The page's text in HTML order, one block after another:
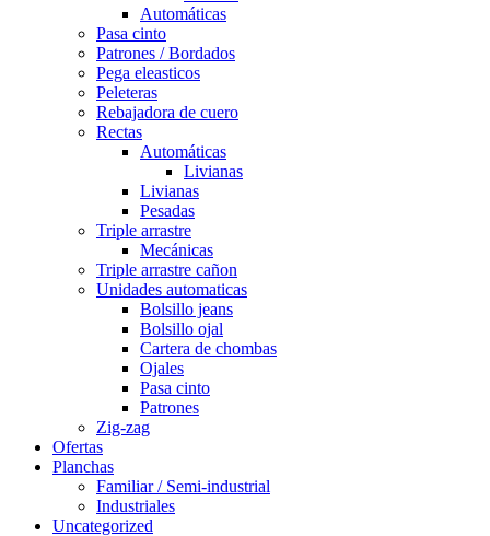
Automáticas
Pasa cinto
Patrones / Bordados
Pega eleasticos
Peleteras
Rebajadora de cuero
Rectas
Automáticas
Livianas
Livianas
Pesadas
Triple arrastre
Mecánicas
Triple arrastre cañon
Unidades automaticas
Bolsillo jeans
Bolsillo ojal
Cartera de chombas
Ojales
Pasa cinto
Patrones
Zig-zag
Ofertas
Planchas
Familiar / Semi-industrial
Industriales
Uncategorized